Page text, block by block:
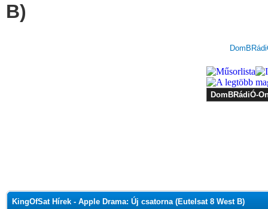
B)
KingOfSat Hírek - Apple Drama: Új csatorna (Eutelsat 8 West B)